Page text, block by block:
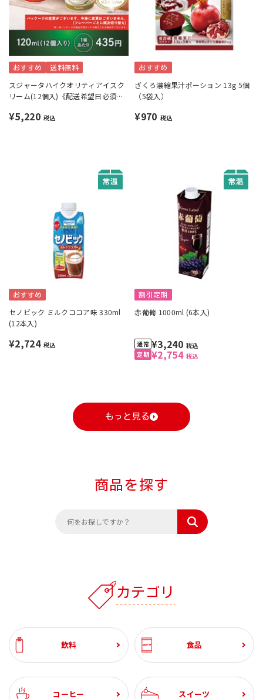
おすすめ 送料無料
スジャータハイクオリティアイスク
リーム(12個入)《配送希望日必須※
¥5,220 税込
おすすめ
ざくろ濃縮果汁ポーション 13g 5個
（5袋入）
¥970 税込
おすすめ
セノビック ミルクココア味 330ml
(12本入)
¥2,724 税込
割引定期
赤葡萄 1000ml (6本入)
¥2,754 税込
¥3,240 税込
もっと見る
商品を探す
カテゴリ
飲料 食品
コーヒー スイーツ